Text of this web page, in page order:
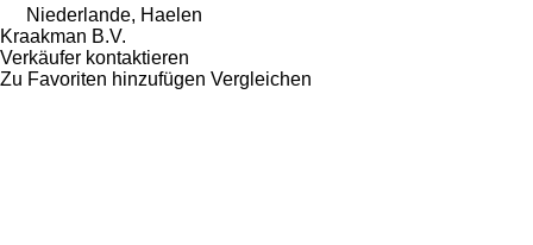
Niederlande, Haelen
Kraakman B.V.
Verkäufer kontaktieren
Zu Favoriten hinzufügen Vergleichen